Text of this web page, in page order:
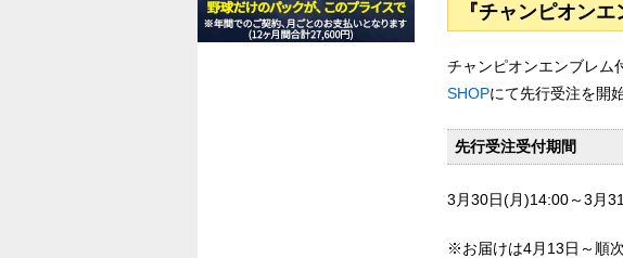
『チャンピオン
チャンピオンエンブレム
SHOPにて先行受注を開
先行受注受付期間
3月30日(月)14:00～3月
※お届けは4月13日～順